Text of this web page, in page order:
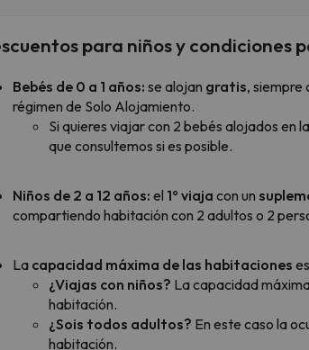
para niños y condiciones
Bebés de 0 a 1 años: se alojan gratis, siempre
régimen de Solo Alojamiento.
Si quieres viajar con 2 bebés alojados en
que consultemos si es posible.
Niños de 2 a 12 años: el 1º viaja con un
compartiendo habitación con 2 adultos o 2
La capacidad máxima de las habitaciones
¿Viajas con niños? La capacidad
habitación.
¿Sois todos adultos? En este caso la
habitación.